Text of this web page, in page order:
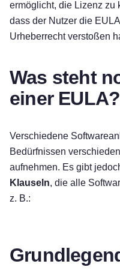
ermöglicht, die Lizenz zu
dass der Nutzer die
Urheberrecht verstoßen
Was steht
einer EULA?
Verschiedene
Bedürfnissen
aufnehmen. Es gibt
Klauseln, die alle
z. B.: